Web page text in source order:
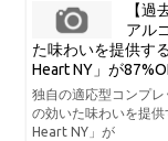
【
アル
た味わいを提供す
Heart NY」が
独自の適応型コンプ
の効いた味わいを提
Heart NY」が